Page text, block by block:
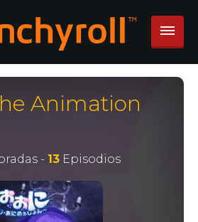
Animation
- 13Episodios